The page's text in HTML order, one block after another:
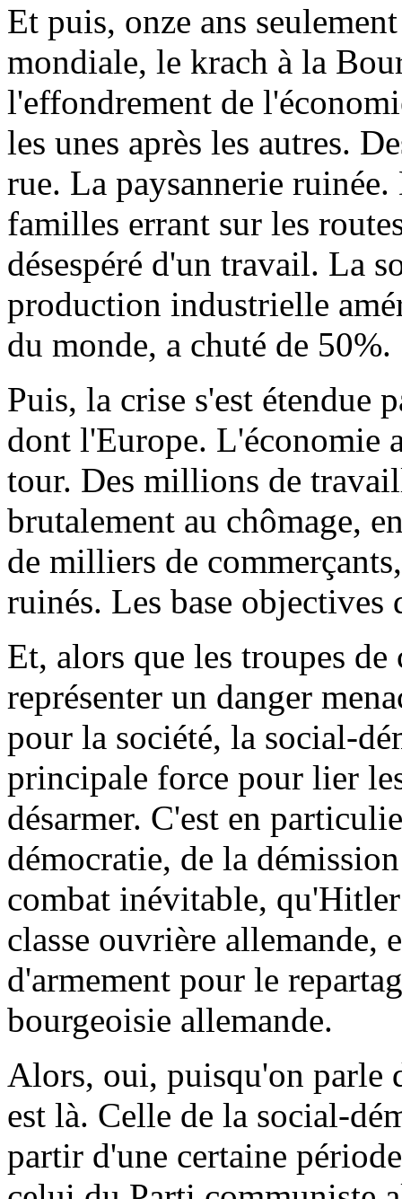
Et puis, onze ans
mondiale, le krach à la
l'effondrement de
les unes après les autres.
rue. La paysannerie
familles errant sur les
désespéré d'un travail. La
production industrielle
du monde, a chuté de 50%.
Puis, la crise s'est étendue
dont l'Europe. L'économie
tour. Des millions de
brutalement au chômage,
de milliers de
ruinés. Les base objectives
Et, alors que les troupes
représenter un danger
pour la société, la social-
principale force pour lier
désarmer. C'est en
démocratie, de la
combat inévitable,
classe ouvrière allemande,
d'armement pour le
bourgeoisie allemande.
Alors, oui, puisqu'on parle
est là. Celle de la social-
partir d'une certaine